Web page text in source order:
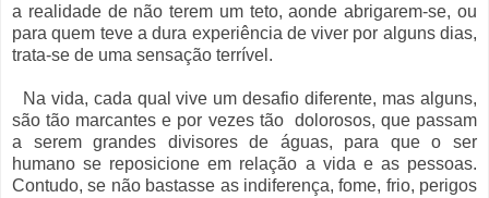
a realidade de não terem um teto, aonde abrigarem-se, ou
para quem teve a dura experiência de viver por alguns dias,
trata-se de uma sensação terrível.
Na vida, cada qual vive um desafio diferente, mas alguns,
são tão marcantes e por vezes tão dolorosos, que passam
a serem grandes divisores de águas, para que o ser
humano se reposicione em relação a vida e as pessoas.
Contudo, se não bastasse as indiferença, fome, frio, perigos